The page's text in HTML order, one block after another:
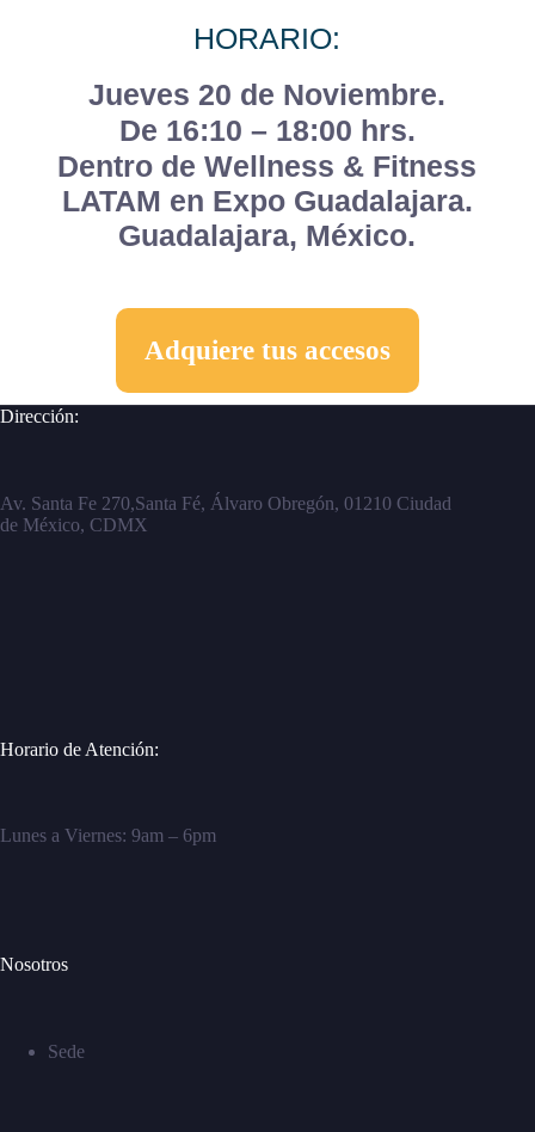
HORARIO:
Jueves 20 de Noviembre.
De 16:10 – 18:00 hrs.
Dentro de Wellness & Fitness
LATAM en Expo Guadalajara.
Guadalajara, México.
Adquiere tus accesos
Dirección:
Av. Santa Fe 270,Santa Fé, Álvaro Obregón, 01210 Ciudad
de México, CDMX
Horario de Atención:
Lunes a Viernes: 9am – 6pm
Nosotros
Sede